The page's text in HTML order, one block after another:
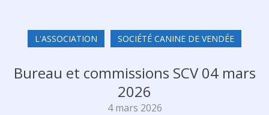
L'ASSOCIATION SOCIÉTÉ CANINE DE VENDÉE
Bureau et commissions SCV 04 mars
2026
4 mars 2026